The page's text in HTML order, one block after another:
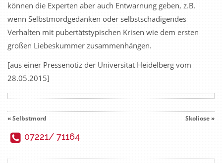
können die Experten aber auch Entwarnung geben, z.B.
wenn Selbstmordgedanken oder selbstschädigendes
Verhalten mit pubertätstypischen Krisen wie dem ersten
großen Liebeskummer zusammenhängen.
[aus einer Pressenotiz der Universität Heidelberg vom
28.05.2015]
«Selbstmord Skoliose»
07221/ 71164